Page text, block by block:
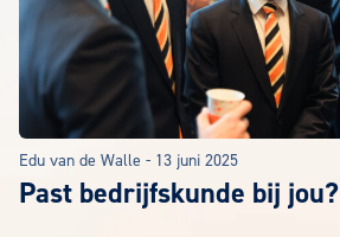
Edu van de Walle - 13 juni 2025
Past bedrijfskunde bij jou?